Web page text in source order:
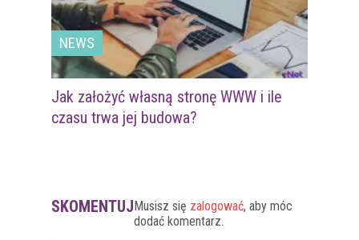
NEWS
Jak założyć własną stronę WWW i ile
czasu trwa jej budowa?
SKOMENTUJMusisz się zalogować, aby móc
dodać komentarz.